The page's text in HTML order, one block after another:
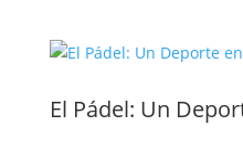
El Pádel: Un